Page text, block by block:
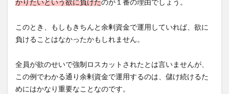
かりたいという欲に負けたのが１番の理由でしょう。
このとき、もしもきちんと余剰資金で運用していれば、欲に
負けることはなかったかもしれません。
全員が欲のせいで強制ロスカットされたとは言いませんが、
この例でわかる通り余剰資金で運用するのは、儲け続けるた
めにはかなり重要なことなのです。